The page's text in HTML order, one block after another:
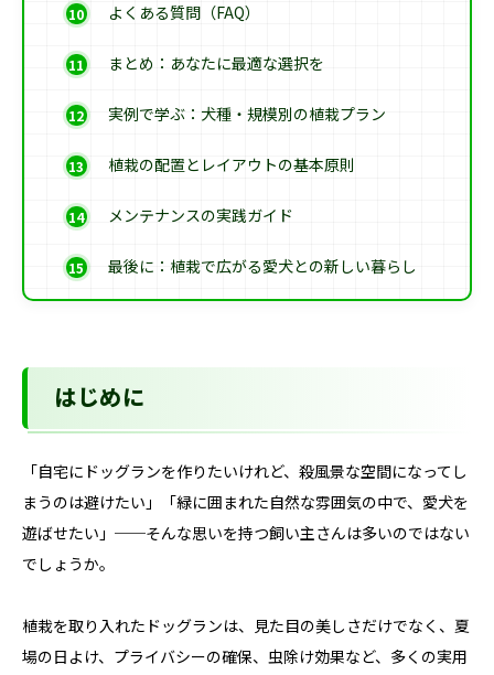
よくある質問（FAQ）
まとめ：あなたに最適な選択を
実例で学ぶ：犬種・規模別の植栽プラン
植栽の配置とレイアウトの基本原則
メンテナンスの実践ガイド
最後に：植栽で広がる愛犬との新しい暮らし
はじめに
「自宅にドッグランを作りたいけれど、殺風景な空間になってし
まうのは避けたい」「緑に囲まれた自然な雰囲気の中で、愛犬を
遊ばせたい」──そんな思いを持つ飼い主さんは多いのではない
でしょうか。
植栽を取り入れたドッグランは、見た目の美しさだけでなく、夏
場の日よけ、プライバシーの確保、虫除け効果など、多くの実用